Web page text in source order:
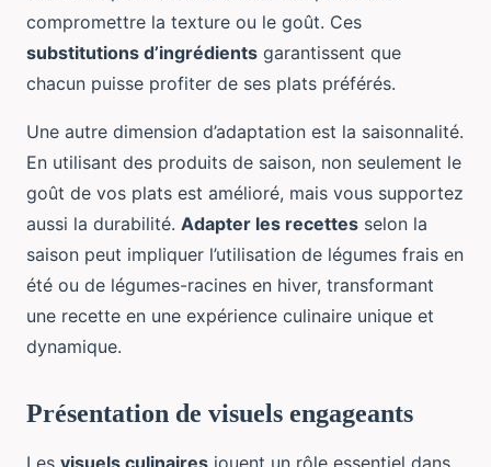
compromettre la texture ou le goût. Ces
substitutions d’ingrédients garantissent que
chacun puisse profiter de ses plats préférés.
Une autre dimension d’adaptation est la saisonnalité.
En utilisant des produits de saison, non seulement le
goût de vos plats est amélioré, mais vous supportez
aussi la durabilité. Adapter les recettes selon la
saison peut impliquer l’utilisation de légumes frais en
été ou de légumes-racines en hiver, transformant
une recette en une expérience culinaire unique et
dynamique.
Présentation de visuels engageants
Les visuels culinaires jouent un rôle essentiel dans